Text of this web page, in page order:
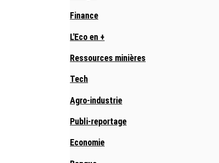
Finance
L'Eco en +
Ressources minières
Tech
Agro-industrie
Publi-reportage
Economie